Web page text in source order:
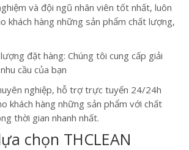
và đội ngũ nhân viên tốt nhất, luôn
khách hàng những sản phẩm chất lượng,
đặt hàng: Chúng tôi cung cấp giải
cầu của bạn
nghiệp, hỗ trợ trực tuyến 24/24h
khách hàng những sản phẩm với chất
thời gian nhanh nhất.
chọn THCLEAN